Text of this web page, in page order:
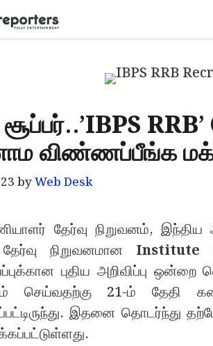
விண்ணப்பீங்க
byWeb Desk
தேர்வு நிறுவனம், இந்திய
நிறுவனமான Institute
புதிய அறிவிப்பு
செய்வதற்கு 21-ம் தேதி
இதனை தொடர்ந்து